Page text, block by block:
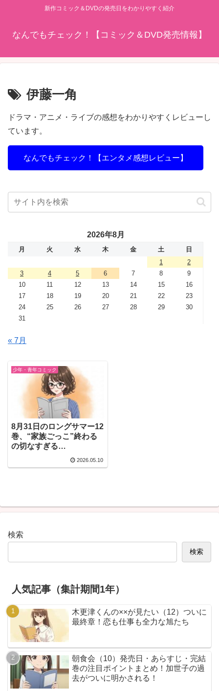
新作コミック＆DVDの発売日をわかりやすく紹介
なんでもチェック！【コミック＆DVD発売情報】
伊藤一角
ドラマ・アニメ・ライブの感想をわかりやすくレビューし
ています。
なんでもチェック！【エンタメ感想レビュー】
2026年8月
月 火 水 木 金 土
日
1
2
3
4 5 6 7 8
9
10
11 12 13 14 15
16
17
18 19 20 21 22
23
24
25 26 27 28 29
30
31
« 7月
少年・青年コミック
8月31日のロングサマー12
巻、“家族ごっこ”終わる
の切なすぎる…
2026.05.10
検索
検索
人気記事（集計期間1年）
木更津くんの××が見たい（12）ついに
最終章！恋も仕事も全力な旭たち
朝食会（10）発売日・あらすじ・完結
巻の注目ポイントまとめ！加世子の過
去がついに明かされる！